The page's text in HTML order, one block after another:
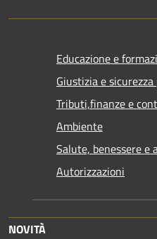
Educazione e
Giustizia e
Tributi,finanze e
Ambiente
Salute, benessere e
Autorizzazioni
NOVITÀ